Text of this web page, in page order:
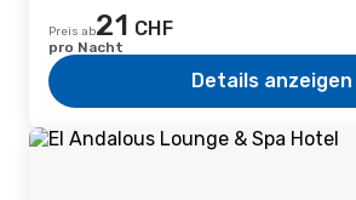
Preis ab21 CHF
pro Nacht
Details anzeigen